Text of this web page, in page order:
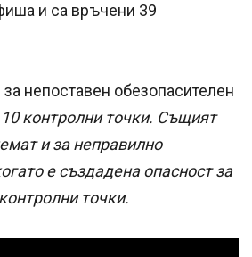
и са връчени 39
непоставен обезопасителен
контролни точки. Същият
и за неправилно
е създадена опасност за
точки.